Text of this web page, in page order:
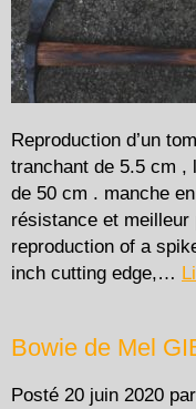
Reproduction d’un
tranchant de 5.5 cm ,
de 50 cm . manche
résistance et
reproduction of a
inch cutting edge,…
Bowie de Mel
Posté 20 juin 2020 par